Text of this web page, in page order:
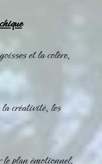
et la colère,
créativité, les
plan émotionnel,